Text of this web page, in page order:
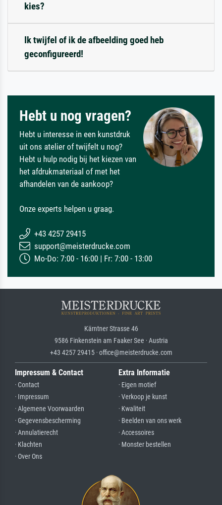
kies?
Ik twijfel of ik de afbeelding goed heb
geconfigureerd!
Hebt u nog vragen?
Hebt u interesse in een kunstdruk
uit ons atelier of twijfelt u nog?
Hebt u hulp nodig bij het kiezen van
het afdrukmateriaal of met het
afhandelen van de aankoop?
Onze experts helpen u graag.
+43 4257 29415
support@meisterdrucke.com
Mo-Do: 7:00 - 16:00 | Fr: 7:00 - 13:00
Kärntner Strasse 46
9586 Finkenstein am Faaker See · Austria
+43 4257 29415 · office@meisterdrucke.com
Impressum & Contact
· Contact
· Impressum
· Algemene Voorwaarden
· Gegevensbescherming
· Annulatierecht
· Klachten
· Over Ons
Extra Informatie
· Eigen motief
· Verkoop je kunst
· Kwaliteit
· Beelden van ons werk
· Accessoires
· Monster bestellen